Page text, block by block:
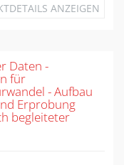
ANZEIGEN
Daten -
für
- Aufbau
Erprobung
begleiteter